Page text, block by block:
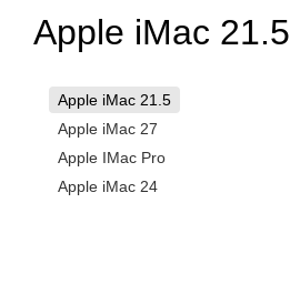
Apple iMac 21.5
Apple iMac 21.5
Apple iMac 27
Apple IMac Pro
Apple iMac 24